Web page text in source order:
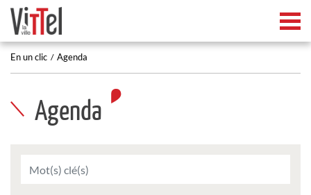
En un clic Agenda
Agenda